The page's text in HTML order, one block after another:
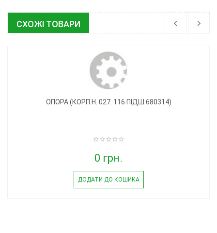
СХОЖІ ТОВАРИ
ОПОРА (КОРП.Н. 027. 116 ПІДШ.680314)
0 грн.
ДОДАТИ ДО КОШИКА